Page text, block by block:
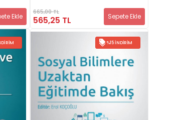
Ekle
665,00 TL
565,25 TL Sepete Ekle
%15 İNDIRIM